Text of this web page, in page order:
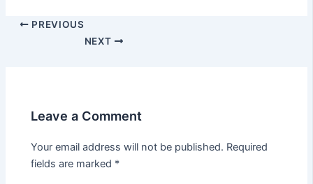
PREVIOUS
NEXT
Leave a Comment
Your email address will not be published. Required
fields are marked *